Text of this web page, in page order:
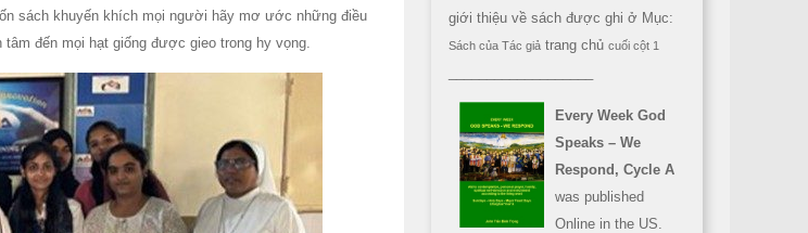
sách khuyến khích mọi người hãy mơ ước những điều
đến mọi hạt giống được gieo trong hy vọng.
giới thiệu về sách được ghi ở Mục:
Sách của Tác giả trang chủ cuối cột 1
Every Week God
Speaks – We
Respond, Cycle A
was published
Online in the US.